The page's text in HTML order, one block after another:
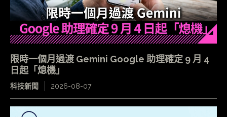
限時一個月過渡 Gemini Google 助理確定 9 月 4
日起「熄機」
科技新聞 2026-08-07